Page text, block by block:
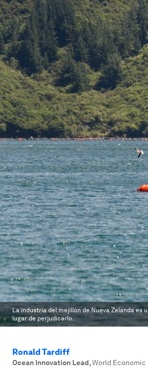
La industria del mejillón de Nueva Zelanda
lugar de perjudicarlo.
Ronald Tardiff
Ocean Innovation Lead,World Economic